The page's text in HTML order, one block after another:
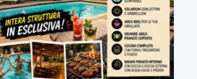
ULTIMI VIDEO